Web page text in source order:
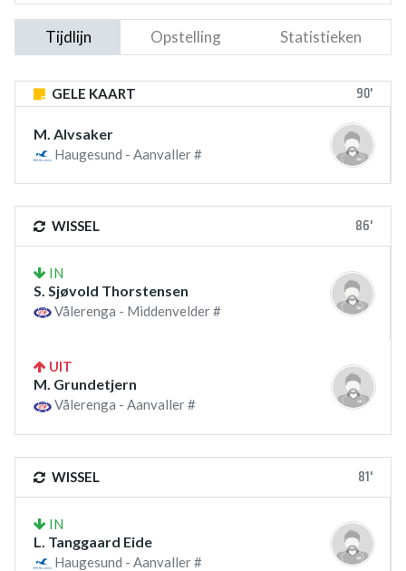
Tijdlijn Opstelling Statistieken
GELE KAART 90'
M. Alvsaker
Haugesund - Aanvaller #
WISSEL 86'
IN
S. Sjøvold Thorstensen
Vålerenga - Middenvelder #
UIT
M. Grundetjern
Vålerenga - Aanvaller #
WISSEL 81'
IN
L. Tanggaard Eide
Haugesund - Aanvaller #